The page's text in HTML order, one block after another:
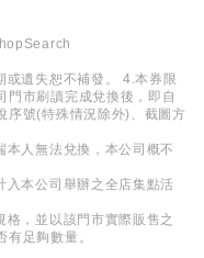
或遺失恕不補發。 4.本券限
門市刷讀完成兌換後，即自
序號(特殊情況除外)、截圖方
人無法兌換，本公司概不
入本公司舉辦之全店集點活
，並以該門市實際販售之
足夠數量。